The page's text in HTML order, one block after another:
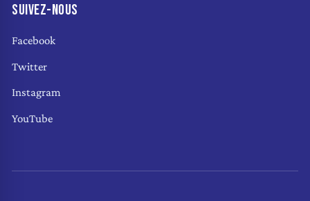
SUIVEZ-NOUS
Facebook
Twitter
Instagram
YouTube